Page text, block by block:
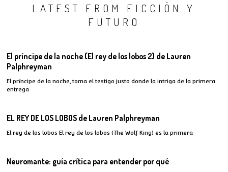
LATEST FROM FICCIÓN Y
FUTURO
El príncipe de la noche (El rey de los lobos 2) de Lauren
Palphreyman
El príncipe de la noche, toma el testigo justo donde la intriga de la primera
entrega
EL REY DE LOS LOBOS de Lauren Palphreyman
El rey de los lobos El rey de los lobos (The Wolf King) es la primera
Neuromante: guía crítica para entender por qué